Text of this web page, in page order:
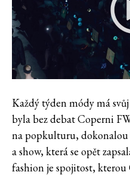
Každý týden módy má
byla bez debat Coperni
na popkulturu,
a show, která se opět
fashion je spojitost,